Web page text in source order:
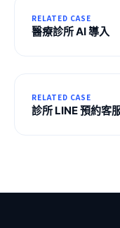
RELATED CASE
醫療診所 AI 導入
RELATED CASE
診所 LINE 預約客